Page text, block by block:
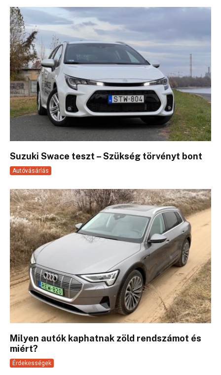
Suzuki Swace teszt – Szükség törvényt bont
Autóvásárlás
Milyen autók kaphatnak zöld rendszámot és
miért?
Érdekességek